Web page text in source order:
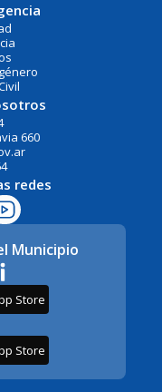
660
redes
Municipio
Store
Store